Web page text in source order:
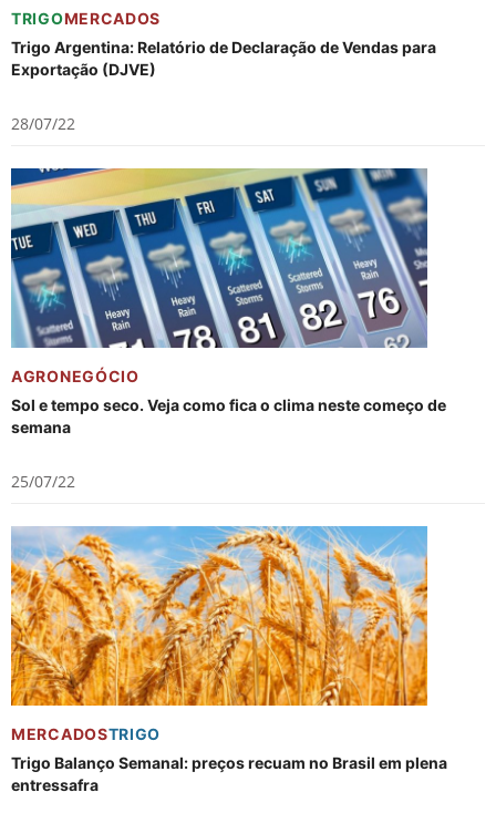
TRIGOMERCADOS
Trigo Argentina: Relatório de Declaração de Vendas para
Exportação (DJVE)
28/07/22
AGRONEGÓCIO
Sol e tempo seco. Veja como fica o clima neste começo de
semana
25/07/22
MERCADOSTRIGO
Trigo Balanço Semanal: preços recuam no Brasil em plena
entressafra